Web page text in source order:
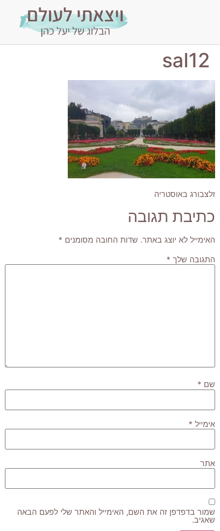
sal12
זלצבורג באוסטריה
כתיבת תגובה
האימייל לא יוצג באתר. שדות החובה מסומנים *
התגובה שלך *
שם *
אימייל *
אתר
שמור בדפדפן זה את השם, האימייל והאתר שלי לפעם הבאה
שאגיב.